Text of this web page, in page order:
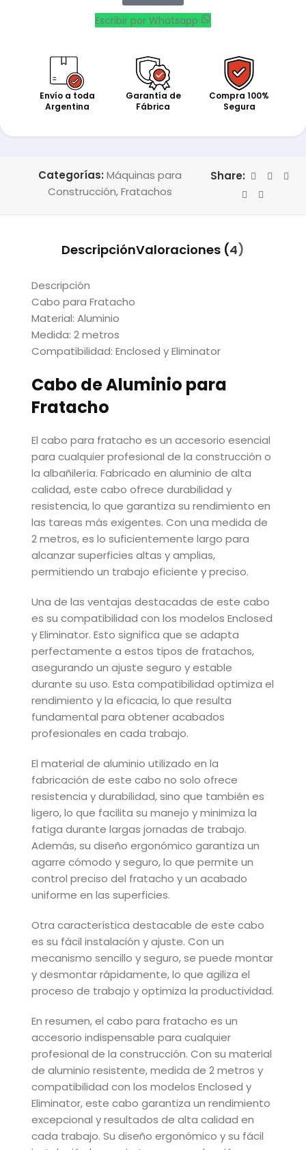
Escribir por Whatsapp
Envío a toda
Argentina
Garantía de
Fábrica
Compra 100%
Segura
Categorías: Máquinas para
Construcción,Fratachos
Share:
DescripciónValoraciones (4)
Descripción
Cabo para Fratacho
Material: Aluminio
Medida: 2 metros
Compatibilidad: Enclosed y Eliminator
Cabo de Aluminio para
Fratacho
El cabo para fratacho es un accesorio esencial
para cualquier profesional de la construcción o
la albañilería. Fabricado en aluminio de alta
calidad, este cabo ofrece durabilidad y
resistencia, lo que garantiza su rendimiento en
las tareas más exigentes. Con una medida de
2 metros, es lo suficientemente largo para
alcanzar superficies altas y amplias,
permitiendo un trabajo eficiente y preciso.
Una de las ventajas destacadas de este cabo
es su compatibilidad con los modelos Enclosed
y Eliminator. Esto significa que se adapta
perfectamente a estos tipos de fratachos,
asegurando un ajuste seguro y estable
durante su uso. Esta compatibilidad optimiza el
rendimiento y la eficacia, lo que resulta
fundamental para obtener acabados
profesionales en cada trabajo.
El material de aluminio utilizado en la
fabricación de este cabo no solo ofrece
resistencia y durabilidad, sino que también es
ligero, lo que facilita su manejo y minimiza la
fatiga durante largas jornadas de trabajo.
Además, su diseño ergonómico garantiza un
agarre cómodo y seguro, lo que permite un
control preciso del fratacho y un acabado
uniforme en las superficies.
Otra característica destacable de este cabo
es su fácil instalación y ajuste. Con un
mecanismo sencillo y seguro, se puede montar
y desmontar rápidamente, lo que agiliza el
proceso de trabajo y optimiza la productividad.
En resumen, el cabo para fratacho es un
accesorio indispensable para cualquier
profesional de la construcción. Con su material
de aluminio resistente, medida de 2 metros y
compatibilidad con los modelos Enclosed y
Eliminator, este cabo garantiza un rendimiento
excepcional y resultados de alta calidad en
cada trabajo. Su diseño ergonómico y su fácil